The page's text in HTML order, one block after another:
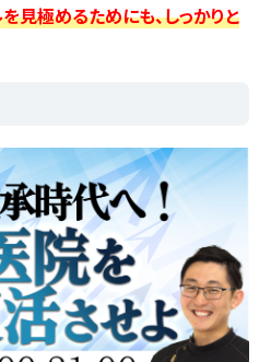
見極めるためにも、しっかりと